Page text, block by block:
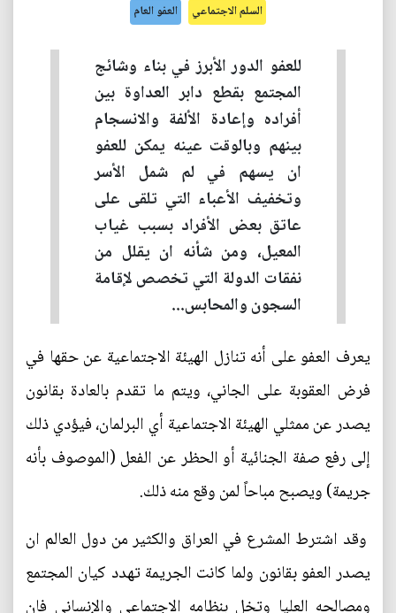
السلم الاجتماعي العفو العام
للعفو الدور الأبرز في بناء وشائج
المجتمع بقطع دابر العداوة بين
أفراده وإعادة الألفة والانسجام
بينهم وبالوقت عينه يمكن للعفو
ان يسهم في لم شمل الأسر
وتخفيف الأعباء التي تلقى على
عاتق بعض الأفراد بسبب غياب
المعيل، ومن شأنه ان يقلل من
نفقات الدولة التي تخصص لإقامة
السجون والمحابس...
يعرف العفو على أنه تنازل الهيئة الاجتماعية عن حقها في
فرض العقوبة على الجاني، ويتم ما تقدم بالعادة بقانون
يصدر عن ممثلي الهيئة الاجتماعية أي البرلمان، فيؤدي ذلك
إلى رفع صفة الجنائية أو الحظر عن الفعل (الموصوف بأنه
جريمة) ويصبح مباحاً لمن وقع منه ذلك.
وقد اشترط المشرع في العراق والكثير من دول العالم ان
يصدر العفو بقانون ولما كانت الجريمة تهدد كيان المجتمع